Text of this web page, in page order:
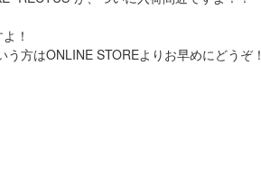
！
方はONLINE STOREよりお早めにどうぞ！